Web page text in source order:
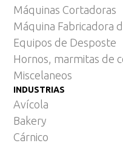
Máquinas Cortadoras
Máquina Fabricadora
Equipos de Desposte
Hornos, marmitas de
Miscelaneos
INDUSTRIAS
Avícola
Bakery
Cárnico